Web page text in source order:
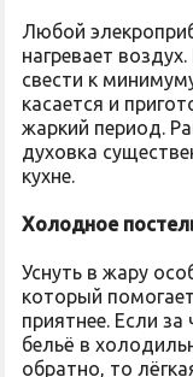
Любой
нагревает
свести к
касается и
жаркий период.
духовка
кухне.
Холодное
Уснуть в жару
который
приятнее. Если
бельё в
обратно, то